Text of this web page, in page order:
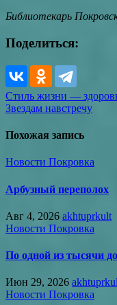
Библиотекарь
Поделиться:
Навигация
по
записям
Стиль жизни —
Звездам навстречу
Похожая запись
Новости Покровка
Арбузный переполох
Авг 4, 2026 akhtuprkult
Новости Покровка
По одной из тысячи
Июн 29, 2026
Новости Покровка